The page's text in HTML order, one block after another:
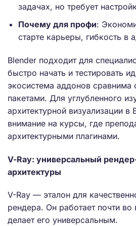
задачах, но требует
Почему для профи:
старте карьеры, гибкость в
Blender подходит для
быстро начать и тестировать
экосистема аддонов
пакетами. Для углубленного
архитектурной визуализации в
внимание на курсы, где
архитектурными плагинами.
V-Ray: универсальный
архитектуры
V-Ray — эталон для
рендера. Он работает почти во
делает его универсальным.